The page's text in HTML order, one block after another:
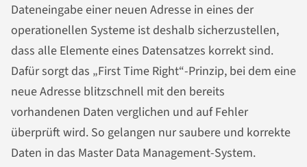
Dateneingabe einer neuen Adresse in eines der
operationellen Systeme ist deshalb sicherzustellen,
dass alle Elemente eines Datensatzes korrekt sind.
Dafür sorgt das „First Time Right“-Prinzip, bei dem eine
neue Adresse blitzschnell mit den bereits
vorhandenen Daten verglichen und auf Fehler
überprüft wird. So gelangen nur saubere und korrekte
Daten in das Master Data Management-System.